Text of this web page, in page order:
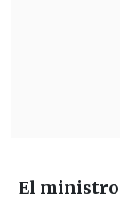
El ministro